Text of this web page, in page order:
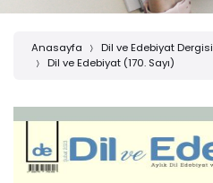
Anasayfa
Dil ve Edebiyat Dergisi
Dil ve Edebiyat (170. Sayı)